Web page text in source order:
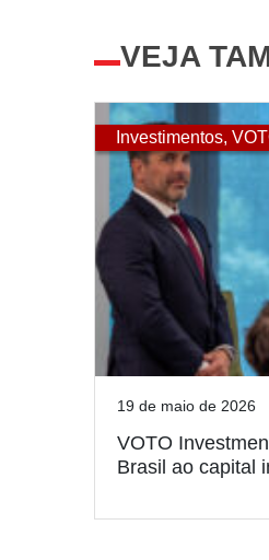
VEJA
Investimentos,
19 de maio de 2026
VOTO
Brasil ao capital